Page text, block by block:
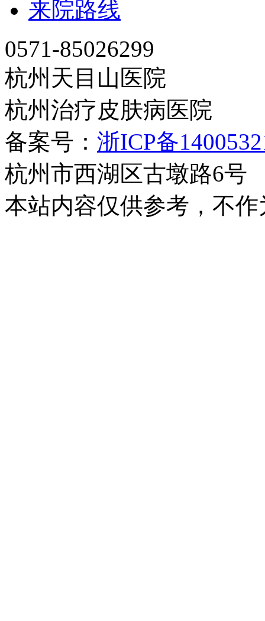
来院路线
0571-85026299
杭州天目山医院
杭州治疗皮肤病医院
备案号： 浙ICP备
杭州市西湖区古墩路6号
本站内容仅供参考，不